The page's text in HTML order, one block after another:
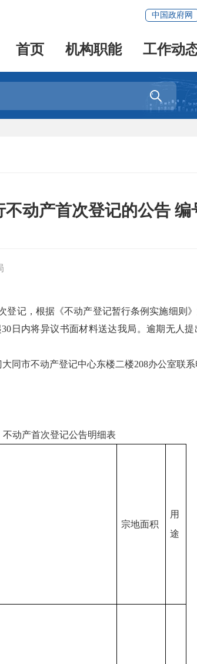
中国政府网
首页 机构职能 工作动

动产首次登记的公告 编
记，根据《不动产登记暂行条例实施细则
日内将异议书面材料送达我局。逾期无人
同市不动产登记中心东楼二楼208办公室联系
不动产首次登记公告明细表
宗地面积
用
途